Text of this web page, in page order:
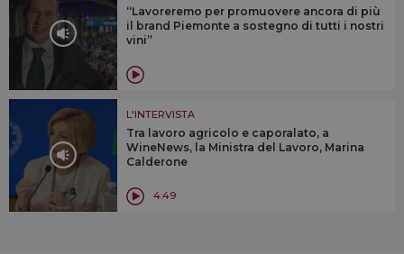
“Lavoreremo per promuovere ancora di più
il brand Piemonte a sostegno di tutti i nostri
vini”
L'INTERVISTA
Tra lavoro agricolo e caporalato, a
WineNews, la Ministra del Lavoro, Marina
Calderone
4:49